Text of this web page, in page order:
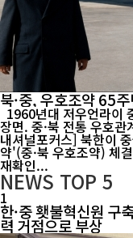
북·중, 우호조약 65
장면. 중·북 전통 우호관
내셔널포커스] 북한이
약'(중·북 우호조약) 체
재확인...
NEWS TOP 5
1
한·중 횃불혁신원 구
력 거점으로 부상